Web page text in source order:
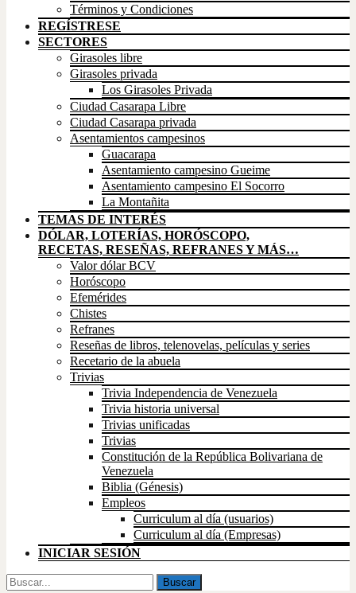
Términos y Condiciones
REGÍSTRESE
SECTORES
Girasoles libre
Girasoles privada
Los Girasoles Privada
Ciudad Casarapa Libre
Ciudad Casarapa privada
Asentamientos campesinos
Guacarapa
Asentamiento campesino Gueime
Asentamiento campesino El Socorro
La Montañita
TEMAS DE INTERÉS
DÓLAR, LOTERÍAS, HORÓSCOPO,
RECETAS, RESEÑAS, REFRANES Y MÁS…
Valor dólar BCV
Horóscopo
Efemérides
Chistes
Refranes
Reseñas de libros, telenovelas, películas y series
Recetario de la abuela
Trivias
Trivia Independencia de Venezuela
Trivia historia universal
Trivias unificadas
Trivias
Constitución de la República Bolivariana de
Venezuela
Biblia (Génesis)
Empleos
Curriculum al día (usuarios)
Curriculum al día (Empresas)
INICIAR SESIÓN
Buscar